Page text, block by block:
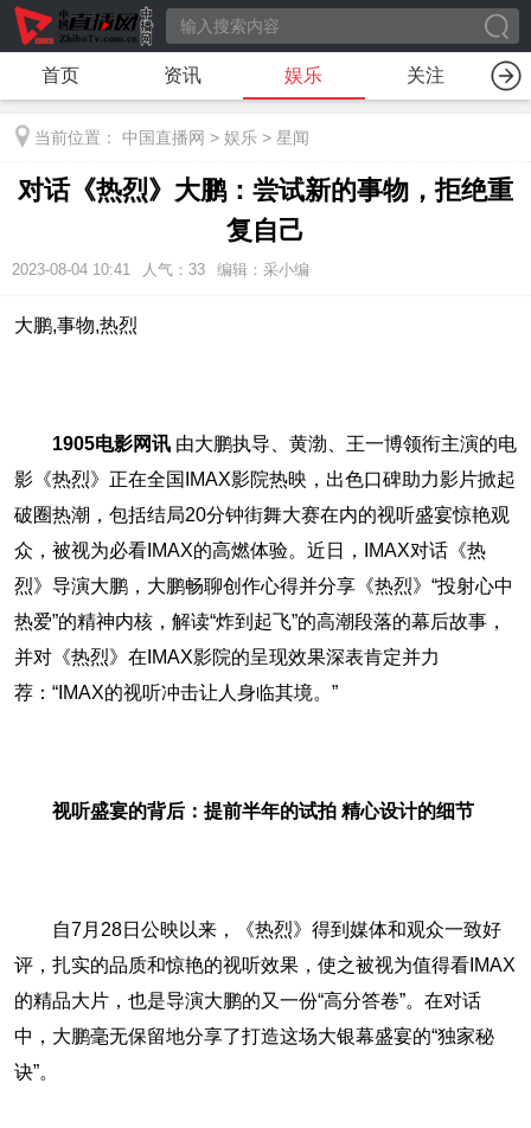
首页 资讯 娱乐 关注
当前位置： 中国直播网 > 娱乐 > 星闻
对话《热烈》大鹏：尝试新的事物，拒绝重
复自己
2023-08-04 10:41 人气： 33 编辑：采小编
大鹏,事物,热烈
1905电影网讯 由大鹏执导、黄渤、王一博领衔主演的电
影《热烈》正在全国IMAX影院热映，出色口碑助力影片掀起
破圈热潮，包括结局20分钟街舞大赛在内的视听盛宴惊艳观
众，被视为必看IMAX的高燃体验。近日，IMAX对话《热
烈》导演大鹏，大鹏畅聊创作心得并分享《热烈》“投射心中
热爱”的精神内核，解读“炸到起飞”的高潮段落的幕后故事，
并对《热烈》在IMAX影院的呈现效果深表肯定并力
荐：“IMAX的视听冲击让人身临其境。”
视听盛宴的背后：提前半年的试拍 精心设计的细节
自7月28日公映以来，《热烈》得到媒体和观众一致好
评，扎实的品质和惊艳的视听效果，使之被视为值得看IMAX
的精品大片，也是导演大鹏的又一份“高分答卷”。在对话
中，大鹏毫无保留地分享了打造这场大银幕盛宴的“独家秘
诀”。